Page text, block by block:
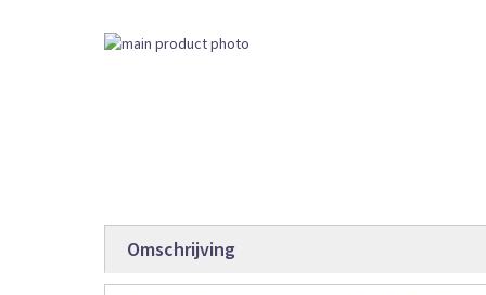
Ga
Omschrijving